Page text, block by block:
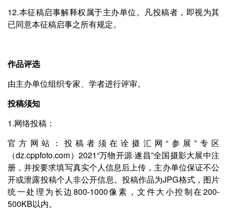
12.本征稿启事解释权属于主办单位。凡投稿者，即视为其
已同意本征稿启事之所有规定。
作品评选
由主办单位组织专家、学者进行评审。
投稿须知
1.网络投稿：
官方网站：投稿者须在诠摄汇网“参展”专区
（dz.cppfoto.com）2021“万物开源·遂昌”全国摄影大展中注
册，并按要求填写真实个人信息后上传，主办单位保证不公
开或泄露投稿个人非公开信息。投稿作品为JPG格式，图片
统一处理为长边800-1000像素，文件大小控制在200-
500KB以内。